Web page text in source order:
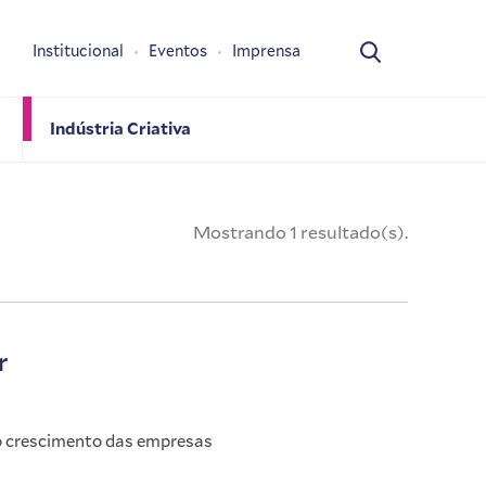
Indústria Criativa
Institucional Eventos Imprensa
Mostrando 1 resultado(s).
crescimento das empresas